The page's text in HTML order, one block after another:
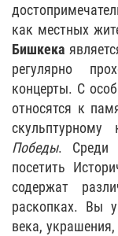
как местных
Бишкека
регулярно
концерты. С
относятся к
скульптурному
Победы. Среди
посетить
содержат
раскопках. Вы
века,